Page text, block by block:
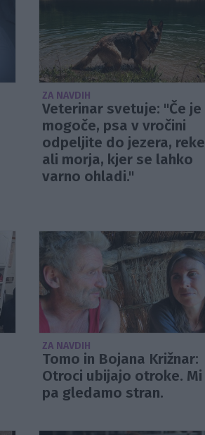
ZA NAVDIH
Veterinar svetuje: "Če je
mogoče, psa v vročini
odpeljite do jezera, reke
ali morja, kjer se lahko
varno ohladi."
ZA NAVDIH
Tomo in Bojana Križnar:
Otroci ubijajo otroke. Mi
pa gledamo stran.